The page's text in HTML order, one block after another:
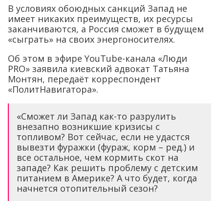
В условиях обоюдных санкций Запад не
имеет никаких преимуществ, их ресурсы
заканчиваются, а Россия сможет в будущем
«сыграть» на своих энергоносителях.
Об этом в эфире YouTube-канала «Люди
PRO» заявила киевский адвокат Татьяна
Монтян, передаёт корреспондент
«ПолитНавигатора».
«Сможет ли Запад как-то разрулить
внезапно возникшие кризисы с
топливом? Вот сейчас, если не удастся
вывезти фуражки (фураж, корм – ред.) и
все остальное, чем кормить скот на
западе? Как решить проблему с детским
питанием в Америке? А что будет, когда
начнется отопительный сезон?